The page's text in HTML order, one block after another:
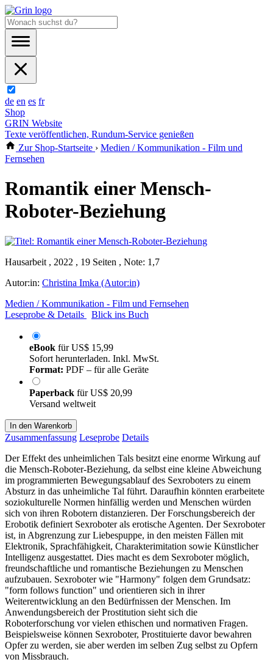
de en es fr
Shop
GRIN Website
Texte veröffentlichen, Rundum-Service genießen
Zur Shop-Startseite › Medien / Kommunikation - Film und
Fernsehen
Romantik einer Mensch-
Roboter-Beziehung
Hausarbeit , 2022 , 19 Seiten , Note: 1,7
Autor:in: Christina Imka (Autor:in)
Medien / Kommunikation - Film und Fernsehen
Leseprobe & Details
Blick ins Buch
eBook fürUS$ 15,99
Sofort herunterladen. Inkl. MwSt.
Format: PDF – für alle Geräte
Paperback fürUS$ 20,99
Versand weltweit
In den Warenkorb
Zusammenfassung Leseprobe Details
Der Effekt des unheimlichen Tals besitzt eine enorme Wirkung auf
die Mensch-Roboter-Beziehung, da selbst eine kleine Abweichung
im programmierten Bewegungsablauf des Sexroboters zu einem
Absturz in das unheimliche Tal führt. Daraufhin könnten erarbeitete
soziokulturelle Normen hinfällig werden und Menschen würden
sich von ihren Robotern distanzieren. Der Forschungsbereich der
Erobotik definiert Sexroboter als erotische Agenten. Der Sexroboter
ist, in Abgrenzung zur Liebespuppe, in den meisten Fällen mit
Elektronik, Sprachfähigkeit, Charakterimitation sowie Künstlicher
Intelligenz ausgestattet. Dies macht es dem Sexroboter möglich,
freundschaftliche und romantische Beziehungen zu Menschen
aufzubauen. Sexroboter wie "Harmony" folgen dem Grundsatz:
"form follows function" und orientieren sich in ihrer
Weiterentwicklung an den Bedürfnissen der Menschen. Im
Anwendungsbereich der Prostitution sieht sich die
Roboterforschung vor vielen ethischen und normativen Fragen.
Beispielsweise können Sexroboter, Prostituierte davor bewahren
Opfer zu werden, sie aber werden im selben Zug selbst zu Opfern
von Missbrauch.